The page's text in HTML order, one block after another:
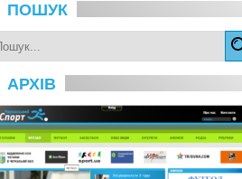
ПОШУК
АРХІВ